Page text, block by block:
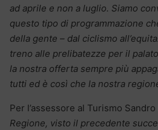
ad aprile e non a luglio. Siamo
questo tipo di programmazione
della gente – dal ciclismo
treno alle prelibatezze per il
la nostra offerta sempre più
tutti ed è così che la nostra
Per l’assessore al Turismo Sandro
Regione, visto il precedente